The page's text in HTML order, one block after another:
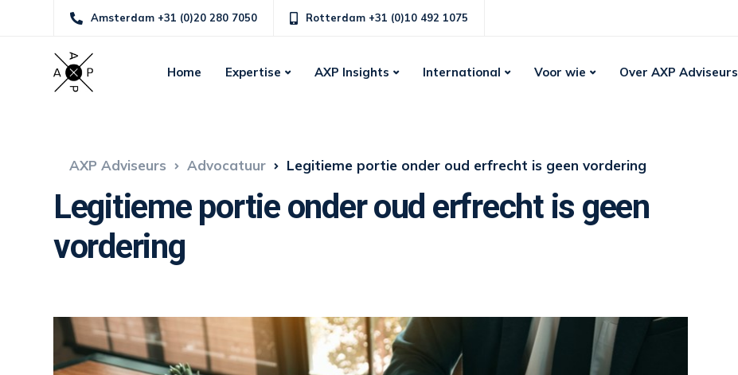
Amsterdam +31 (0)20 280 7050 Rotterdam +31 (0)10 492 1075
Home Expertise AXP Insights International Voor wie Over AXP Adviseurs
AXP Adviseurs Advocatuur Legitieme portie onder oud erfrecht is geen vordering
Legitieme portie onder oud erfrecht is geen
vordering